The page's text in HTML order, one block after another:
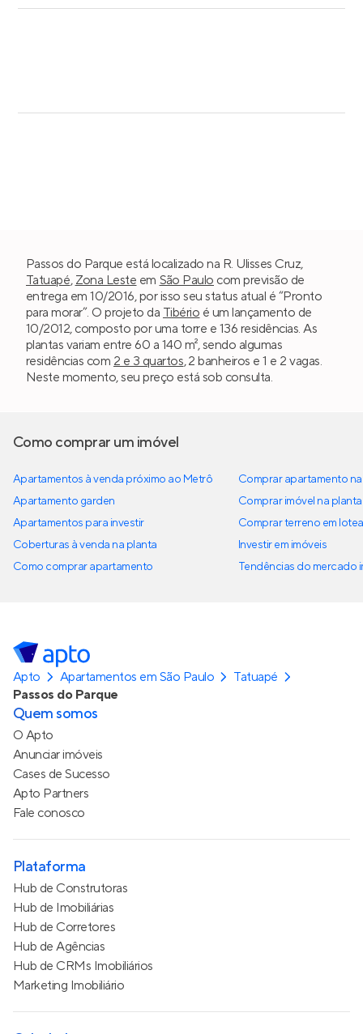
Passos do Parque está localizado na R. Ulisses Cruz,
Tatuapé, Zona Leste em São Paulo com previsão de
entrega em 10/2016, por isso seu status atual é “Pronto
para morar”. O projeto da Tibério é um lançamento de
10/2012, composto por uma torre e 136 residências. As
plantas variam entre 60 a 140 m², sendo algumas
residências com 2 e 3 quartos, 2 banheiros e 1 e 2 vagas.
Neste momento, seu preço está sob consulta.
Como comprar um imóvel
Apartamentos à venda próximo ao Metrô
Apartamento garden
Apartamentos para investir
Coberturas à venda na planta
Como comprar apartamento
Comprar apartamento
Comprar imóvel na planta
Comprar terreno em
Investir em imóveis
Tendências do mercado
Apto Apartamentos em São Paulo
Tatuapé
Passos do Parque
Quem somos
O Apto
Anunciar imóveis
Cases de Sucesso
Apto Partners
Fale conosco
Plataforma
Hub de Construtoras
Hub de Imobiliárias
Hub de Corretores
Hub de Agências
Hub de CRMs Imobiliários
Marketing Imobiliário